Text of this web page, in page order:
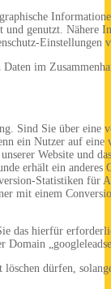
und genutzt.
Einstellungen
im
Sind Sie über
ein Nutzer auf
Website und
erhält ein
Statistiken für
mit einem
das hierfür
Domain
dürfen,